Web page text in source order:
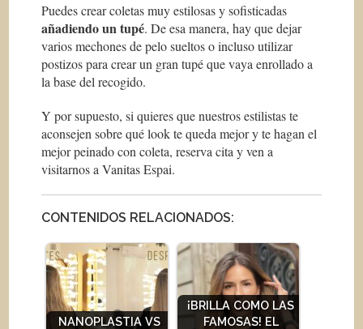
Puedes crear coletas muy estilosas y sofisticadas
añadiendo un tupé. De esa manera, hay que dejar
varios mechones de pelo sueltos o incluso utilizar
postizos para crear un gran tupé que vaya enrollado a
la base del recogido.
Y por supuesto, si quieres que nuestros estilistas te
aconsejen sobre qué look te queda mejor y te hagan el
mejor peinado con coleta, reserva cita y ven a
visitarnos a Vanitas Espai.
CONTENIDOS RELACIONADOS:
NANOPLASTIA VS
¡BRILLA COMO LAS
FAMOSAS! EL